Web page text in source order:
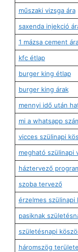
műszaki vizsga ára
saxenda injekció
1 mázsa cement
kfc étlap
burger king étlap
burger king árak
mennyi idő után
mi a whatsapp
vicces szülinapi
megható szülinapi
háztervező
szoba tervező
érzelmes
pasiknak
születésnapi
háromszög területe